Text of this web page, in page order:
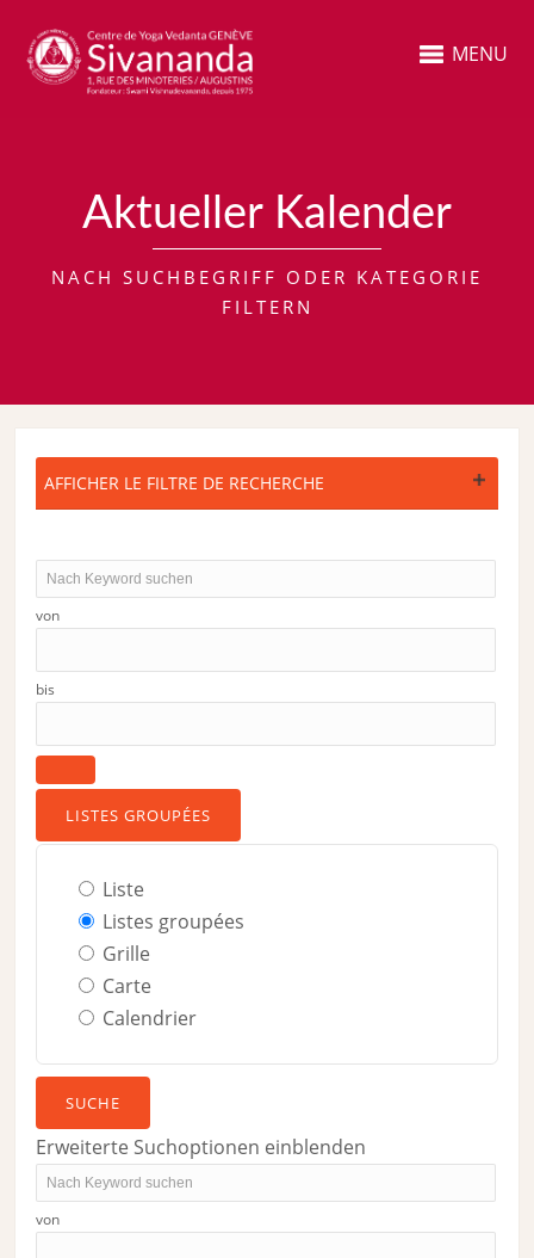
MENU
Aktueller Kalender
NACH SUCHBEGRIFF ODER KATEGORIE
FILTERN
AFFICHER LE FILTRE DE RECHERCHE
Nach
Keyword
von
bis
LISTES GROUPÉES
Type
d’affichage
des
résultats
de
recherche
Liste
Listes groupées
Grille
Carte
Calendrier
SUCHE
Erweiterte Suchoptionen einblenden
Nach
Keyword
suchen
von